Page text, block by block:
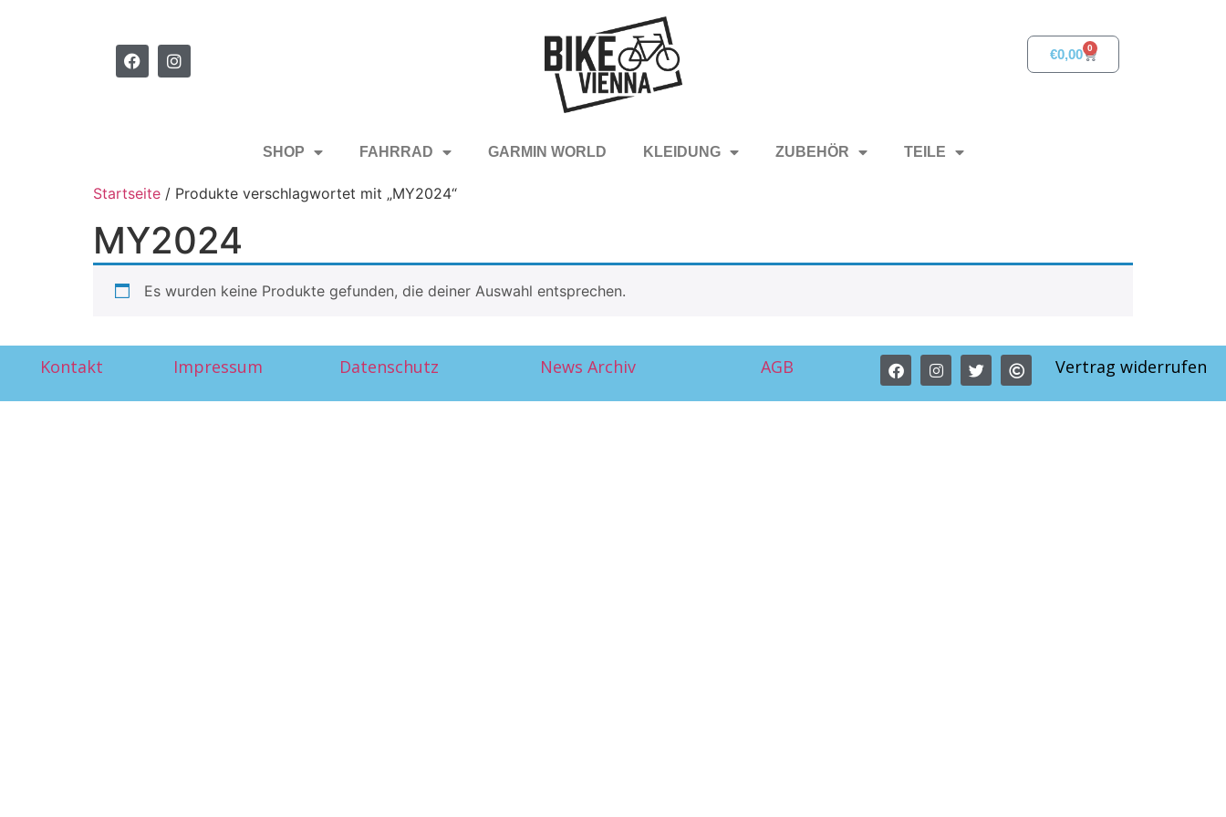
€0,00 0
SHOP FAHRRAD GARMIN WORLD KLEIDUNG ZUBEHÖR TEILE
Startseite / Produkte verschlagwortet mit „MY2024“
MY2024
Es wurden keine Produkte gefunden, die deiner Auswahl entsprechen.
Kontakt Impressum Datenschutz News Archiv AGB Vertrag widerrufen